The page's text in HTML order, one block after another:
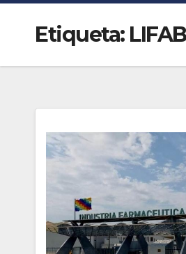
Etiqueta: LIFAB